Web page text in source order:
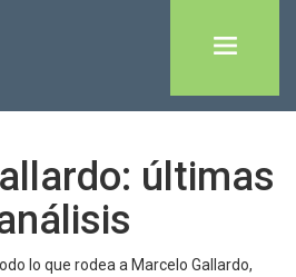
últimas
lo que rodea a Marcelo Gallardo,